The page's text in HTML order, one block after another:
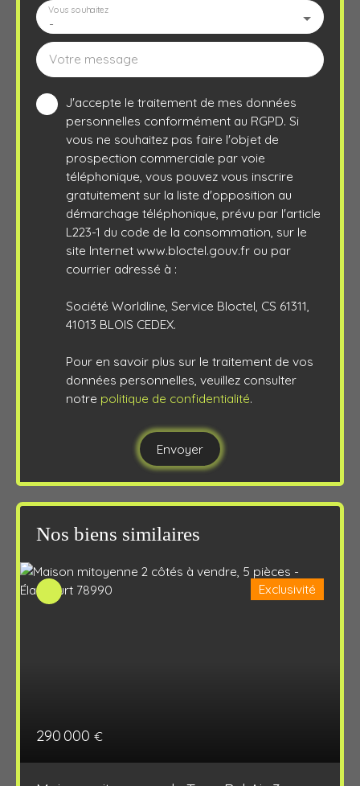
-
Vous souhaitez
Votre message
J'accepte le traitement de mes données
personnelles conformément au RGPD. Si
vous ne souhaitez pas faire l'objet de
prospection commerciale par voie
téléphonique, vous pouvez vous inscrire
gratuitement sur la liste d'opposition au
démarchage téléphonique, prévu par l'article
L223-1 du code de la consommation, sur le
site Internet www.bloctel.gouv.fr ou par
courrier adressé à :
Société Worldline, Service Bloctel, CS 61311,
41013 BLOIS CEDEX.
Pour en savoir plus sur le traitement de vos
données personnelles, veuillez consulter
notre politique de confidentialité.
Envoyer
Nos biens similaires
290 000 €
Exclusivité